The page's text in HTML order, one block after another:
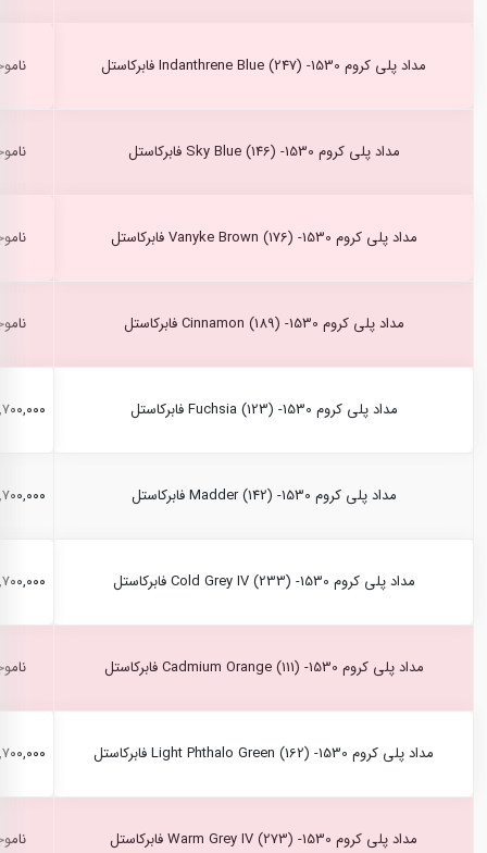
مداد پلی کروم Indanthrene Blue (247) -1530 فابرکاستل
مداد پلی کروم Sky Blue (146) -1530 فابرکاستل
مداد پلی کروم Vanyke Brown (176) -1530 فابرکاستل
مداد پلی کروم Cinnamon (189) -1530 فابرکاستل
مداد پلی کروم Fuchsia (123) -1530 فابرکاستل ۲,۷۰۰,۰۰۰
مداد پلی کروم Madder (142) -1530 فابرکاستل ۲,۷۰۰,۰۰۰
مداد پلی کروم Cold Grey IV (233) -1530 فابرکاستل ۲,۷۰۰,۰۰۰
مداد پلی کروم Cadmium Orange (111) -1530 فابرکاستل
مداد پلی کروم Light Phthalo Green (162) -1530 فابرکاستل ۲,۷۰۰,۰۰۰
مداد پلی کروم Warm Grey IV (273) -1530 فابرکاستل